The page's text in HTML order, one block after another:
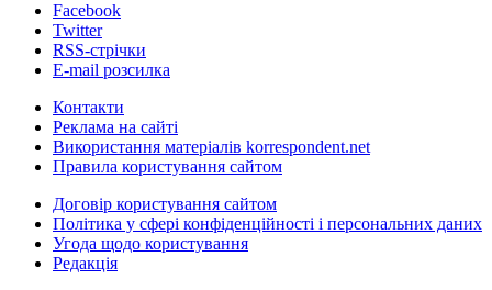
Facebook
Twitter
RSS-стрічки
E-mail розсилка
Контакти
Реклама на сайті
Використання матеріалів korrespondent.net
Правила користування сайтом
Договір користування сайтом
Політика у сфері конфіденційності і персональних даних
Угода щодо користування
Редакція